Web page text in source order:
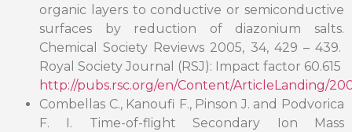
organic layers to conductive or semiconductive
surfaces by reduction of diazonium salts.
Chemical Society Reviews 2005, 34, 429 – 439.
Royal Society Journal (RSJ): Impact factor 60.615
http://pubs.rsc.org/en/Content/ArticleLanding/
Combellas C., Kanoufi F., Pinson J. and Podvorica
F. I. Time-of-flight Secondary Ion Mass